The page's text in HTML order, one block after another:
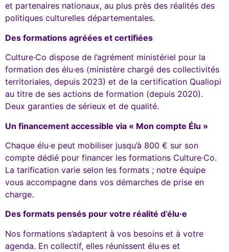
et partenaires nationaux, au plus près des réalités des
politiques culturelles départementales.
Des formations agréées et certifiées
Culture·Co dispose de l’agrément ministériel pour la
formation des élu·es (ministère chargé des collectivités
territoriales, depuis 2023) et de la certification Qualiopi
au titre de ses actions de formation (depuis 2020).
Deux garanties de sérieux et de qualité.
Un financement accessible via « Mon compte Élu »
Chaque élu·e peut mobiliser jusqu’à 800 € sur son
compte dédié pour financer les formations Culture·Co.
La tarification varie selon les formats ; notre équipe
vous accompagne dans vos démarches de prise en
charge.
Des formats pensés pour votre réalité d’élu·e
Nos formations s’adaptent à vos besoins et à votre
agenda. En collectif, elles réunissent élu·es et